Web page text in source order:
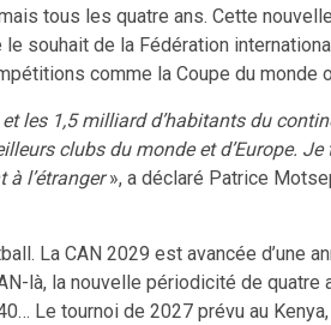
tous les quatre ans. Cette
souhait de la Fédération
comme la Coupe du monde
les 1,5 milliard d’habitants du
clubs du monde et d’Europe.
l’étranger», a déclaré Patrice
La CAN 2029 est avancée d’une
là, la nouvelle périodicité de quatre
Le tournoi de 2027 prévu au